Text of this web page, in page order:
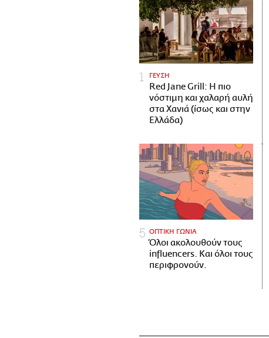
ΓΕΥΣΗ
Red Jane Grill: Η πιο
νόστιμη και χαλαρή αυλή
στα Χανιά (ίσως και στην
Ελλάδα)
ΟΠΤΙΚΗ ΓΩΝΙΑ
Όλοι ακολουθούν τους
influencers. Και όλοι τους
περιφρονούν.